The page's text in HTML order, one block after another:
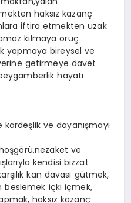
haksız kazanç
iftira etmekten uzak
kılmaya oruç
yapmaya bireysel ve
getirmeye davet
hayatı
kardeşlik ve dayanışmayı
ve
kendisi bizzat
kan davası gütmek,
beslemek içki içmek,
haksız kazanç